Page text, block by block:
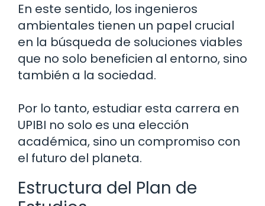
En este sentido, los ingenieros
ambientales tienen un papel crucial
en la búsqueda de soluciones viables
que no solo beneficien al entorno, sino
también a la sociedad.
Por lo tanto, estudiar esta carrera en
UPIBI no solo es una elección
académica, sino un compromiso con
el futuro del planeta.
Estructura del Plan de